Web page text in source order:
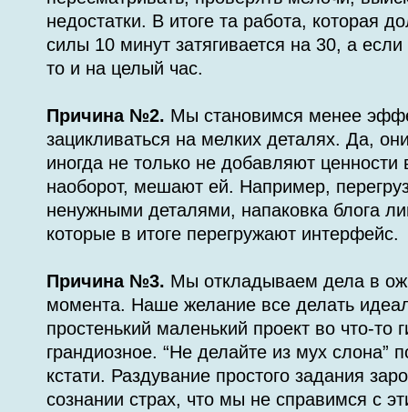
недостатки. В итоге та работа, которая
силы 10 минут затягивается на 30, а
то и на целый час.
Причина №2. Мы становимся менее
зацикливаться на мелких деталях. Да,
иногда не только не добавляют
наоборот, мешают ей. Например,
ненужными деталями, напаковка блога
которые в итоге перегружают интерфейс.
Причина №3. Мы откладываем дела в
момента. Наше желание все делать
простенький маленький проект во что-то
грандиозное. “Не делайте из мух слона”
кстати. Раздувание простого задания
сознании страх, что мы не справимся с